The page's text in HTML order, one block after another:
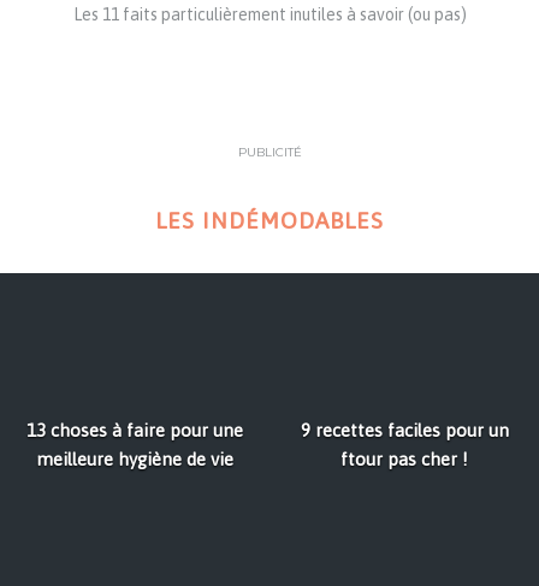
Les 11 faits particulièrement inutiles à savoir (ou pas)
PUBLICITÉ
LES INDÉMODABLES
13 choses à faire pour une
meilleure hygiène de vie
9 recettes faciles pour un
ftour pas cher !